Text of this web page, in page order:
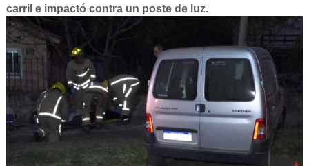
carril e impactó contra un poste de luz.